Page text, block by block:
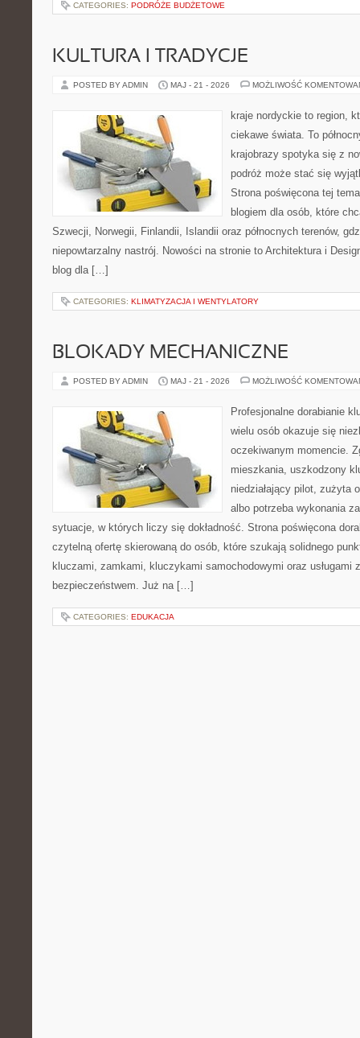
CATEGORIES: PODRÓŻE BUDŻETOWE
KULTURA I TRADYCJE
POSTED BY ADMIN MAJ - 21 - 2026 MOŻLIWOŚĆ
kraje nordyckie to region,
ciekawe świata. To
krajobrazy spotyka się z
podróż może stać się
Strona poświęcona tej
blogiem dla osób, które
Szwecji, Norwegii, Finlandii, Islandii oraz północnych terenów,
niepowtarzalny nastrój. Nowości na stronie to Architektura i
blog dla […]
CATEGORIES: KLIMATYZACJA I WENTYLATORY
BLOKADY MECHANICZNE
POSTED BY ADMIN MAJ - 21 - 2026 MOŻLIWOŚĆ
Profesjonalne dorabianie
wielu osób okazuje się
oczekiwanym momencie.
mieszkania, uszkodzony
niedziałający pilot, zużyta
albo potrzeba wykonania
sytuacje, w których liczy się dokładność. Strona poświęcona
czytelną ofertę skierowaną do osób, które szukają solidnego
kluczami, zamkami, kluczykami samochodowymi oraz usługami
bezpieczeństwem. Już na […]
CATEGORIES: EDUKACJA